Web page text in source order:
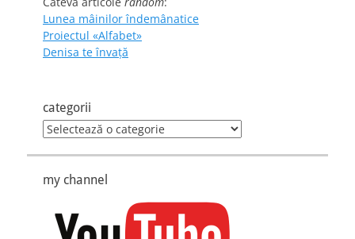
Lunea mâinilor îndemânatice
Proiectul «Alfabet»
Denisa te învaţă
categorii
categorii
my channel